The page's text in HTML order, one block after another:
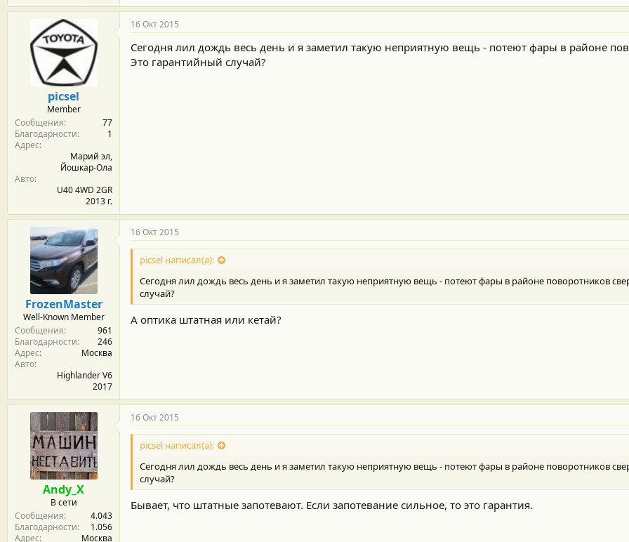
picsel
Member
Сообщения
77
Благодарности
1
Адрес
Марий эл,
Йошкар-Ола
Авто
U40 4WD 2GR
2013 г.
16 Окт 2015
Сегодня лил дождь весь день и я заметил такую неприятную вещь - потеют фары в районе
Это гарантийный случай?
FrozenMaster
Well-Known Member
Сообщения
961
Благодарности
246
Адрес
Москва
Авто
Highlander V6
2017
16 Окт 2015
picsel написал(а):
Сегодня лил дождь весь день и я заметил такую неприятную вещь - потеют фары в районе поворотников
случай?
А оптика штатная или кетай?
Andy_X
В сети
Сообщения
4.043
Благодарности
1.056
Адрес
Москва
16 Окт 2015
picsel написал(а):
Сегодня лил дождь весь день и я заметил такую неприятную вещь - потеют фары в районе поворотников
случай?
Бывает, что штатные запотевают. Если запотевание сильное, то это гарантия.